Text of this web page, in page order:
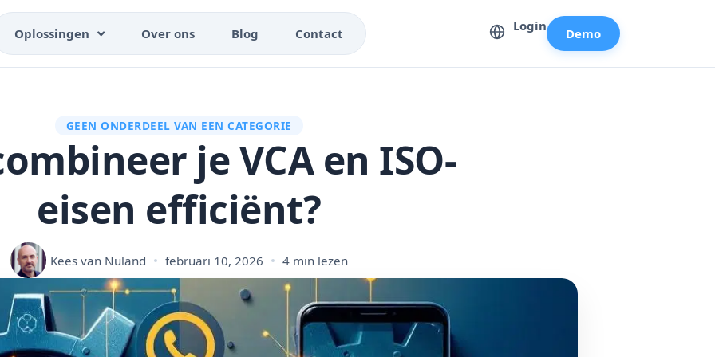
Oplossingen Over ons Blog Contact Login Demo
GEEN ONDERDEEL VAN EEN CATEGORIE
je VCA en ISO-
eisen efficiënt?
Kees van Nuland februari 10, 2026 4 min lezen